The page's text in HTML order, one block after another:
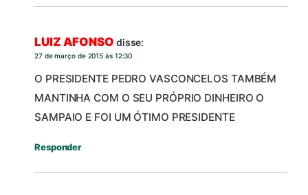
LUIZ AFONSO disse:
27 de março de 2015 às 12:30
O PRESIDENTE PEDRO VASCONCELOS TAMBÉM
MANTINHA COM O SEU PRÓPRIO DINHEIRO O
SAMPAIO E FOI UM ÓTIMO PRESIDENTE
Responder